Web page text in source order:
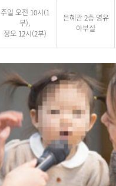
주일 오전 10시(1
부),
정오 12시(2부)
은혜관 2층 영유
아부실